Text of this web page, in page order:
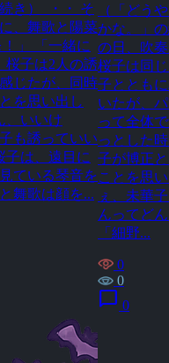
き） ・・ そ
、舞歌と陽菜
」 「一緒に
桜子は2人の誘
じたが、同時
を思い出し
、いいけ
も誘っていい
子は、遠目に
ている琴音を
舞歌は顔を...
（「どう
かな。」
の日、吹奏
桜子は同
子ととも
いたが、
って全体
っとした
子が博正
ことを思
ぇ、未華
んってどん
「細野...
0
0
chat_bubble 0